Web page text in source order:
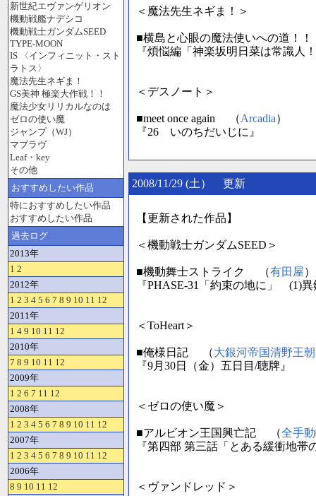
新世紀エヴァンゲリオン
機動戦艦ナデシコ
機動戦士ガンダムSEED
TYPE-MOON
IS 〈インフィニット・スト
ラトス〉
魔法先生ネギま！
GS美神 極楽大作戦！！
魔法少女リリカルなのは
ゼロの使い魔
ジャンプ（WJ）
マブラヴ
Leaf・key
その他
おすすめしたい作品
特におすすめしたい作品
おすすめしたい作品
過去ログ
2013年
1 2
2012年
1 2 3 4 5 6 7 8 9 10 11 12
2011年
1 4 9 10 11 12
2010年
7 8 9 10 11 12
2009年
1 2 6 7 11 12
2008年
1 2 3 4 5 6 7 8 9 10 11 12
2007年
1 2 3 4 5 6 7 8 9 10 11 12
2006年
8 9 10 11 12
＜魔法先生ネギま！＞
■横島と心眼の魔法使いへの道！
『煩悩編「神楽坂明日菜は常識人
＜デスノート＞
■meet once again （Arcadia）
『26 いのちだいじに』
2008/11/29 (土） 更新
【更新された作品】
＜機動戦士ガンダムSEED＞
■機動舞士ストライク （有田屋）
『PHASE-31「約束の地に」 (1)
＜ToHeart＞
■俺様日記 （大銀河帝国清野王朝
『9月30日（金）五日目/聴牌』
＜ゼロの使い魔＞
■アルビオン王国興亡記 （全手
『第四部 第三話「とある緩衝地
＜ヴァンドレッド＞